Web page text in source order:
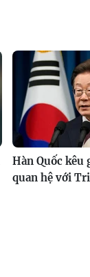
Hàn Quốc kêu
quan hệ với